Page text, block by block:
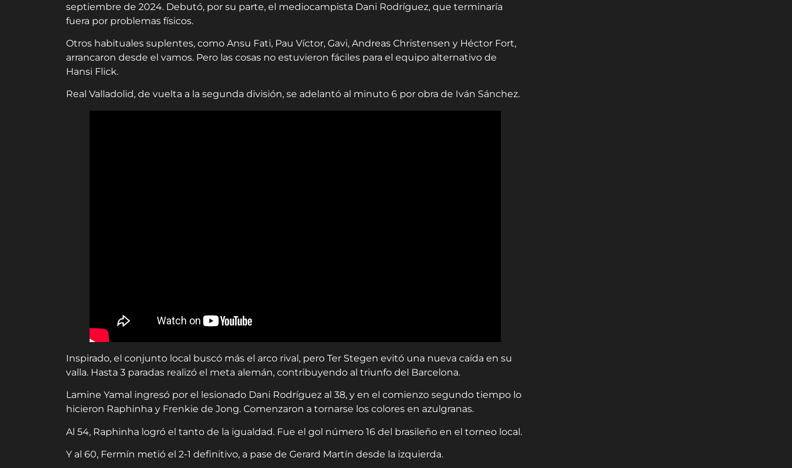
septiembre de 2024. Debutó, por su parte, el mediocampista Dani Rodríguez, que terminaría
fuera por problemas físicos.
Otros habituales suplentes, como Ansu Fati, Pau Víctor, Gavi, Andreas Christensen y Héctor Fort,
arrancaron desde el vamos. Pero las cosas no estuvieron fáciles para el equipo alternativo de
Hansi Flick.
Real Valladolid, de vuelta a la segunda división, se adelantó al minuto 6 por obra de Iván Sánchez.
Inspirado, el conjunto local buscó más el arco rival, pero Ter Stegen evitó una nueva caída en su
valla. Hasta 3 paradas realizó el meta alemán, contribuyendo al triunfo del Barcelona.
Lamine Yamal ingresó por el lesionado Dani Rodríguez al 38, y en el comienzo segundo tiempo lo
hicieron Raphinha y Frenkie de Jong. Comenzaron a tornarse los colores en azulgranas.
Al 54, Raphinha logró el tanto de la igualdad. Fue el gol número 16 del brasileño en el torneo local.
Y al 60, Fermín metió el 2-1 definitivo, a pase de Gerard Martín desde la izquierda.